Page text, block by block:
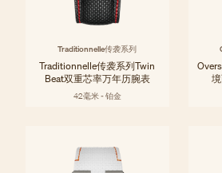
Traditionnelle传袭系列
Traditionnelle传袭系列Twin
Beat双重芯率万年历腕表
42毫米 - 铂金